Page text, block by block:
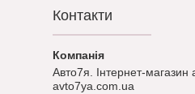
Контакти
Авто7я. Інтернет-магазин
avto7ya.com.ua